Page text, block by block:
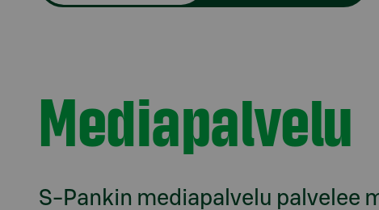
Mediapalvelu
S-Pankin mediapalvelu palvelee